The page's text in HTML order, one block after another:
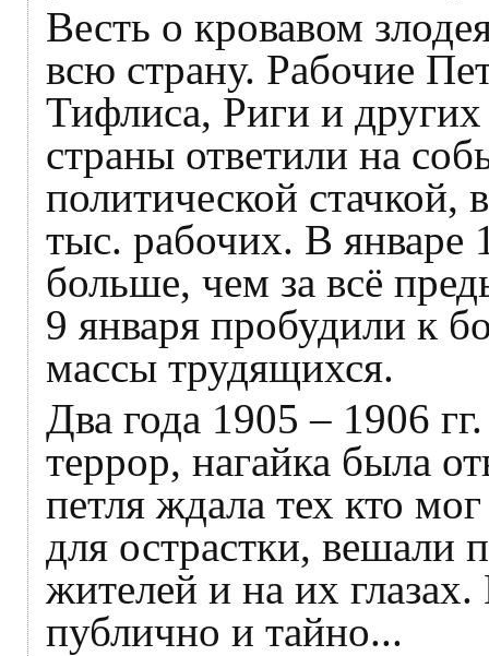
Весть о кровавом
всю страну. Рабочие
Тифлиса, Риги и
страны ответили на
политической стачкой,
тыс. рабочих. В январе
больше, чем за всё
9 января пробудили к
массы трудящихся.
Два года 1905 – 1906
террор, нагайка была
петля ждала тех кто
для острастки, вешали
жителей и на их
публично и тайно...